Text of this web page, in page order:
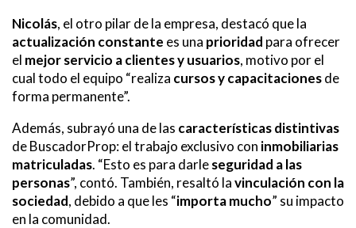
Nicolás, el otro pilar de la empresa, destacó que la
actualización constante es una prioridad para ofrecer
el mejor servicio a clientes y usuarios, motivo por el
cual todo el equipo “realiza cursos y capacitacionesde
forma permanente”.
Además, subrayó una de las características distintivas
de BuscadorProp: el trabajo exclusivo con inmobiliarias
matriculadas. “Esto es para darleseguridad a las
personas”, contó. También, resaltó lavinculación con la
sociedad, debido a que les “importa mucho” su impacto
en la comunidad.